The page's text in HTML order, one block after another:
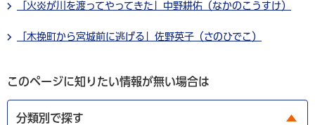
「火炎が川を渡ってやってきた」中野耕佑（なかのこうすけ）
「木挽町から宮城前に逃げる」佐野英子（さのひでこ）
このページに知りたい情報が無い場合は
分類別で探す